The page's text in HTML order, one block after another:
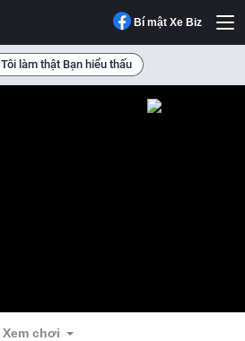
Bí mật Xe Biz
Tôi làm thật Bạn hiểu thấu
Xem chơi